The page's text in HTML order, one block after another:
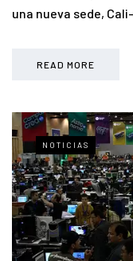
una nueva sede,
READ MORE
NOTICIAS